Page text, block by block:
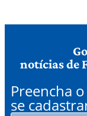
notícias de
Preencha
se